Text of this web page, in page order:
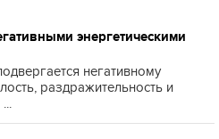
энергетическими
негативному
раздражительность и